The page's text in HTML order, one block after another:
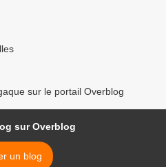
sur le portail Overblog
sur Overblog
un blog